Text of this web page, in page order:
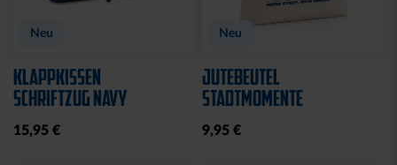
Neu
KLAPPKISSEN
SCHRIFTZUG NAVY
15,95 €
Neu
JUTEBEUTEL
STADTMOMENTE
9,95 €